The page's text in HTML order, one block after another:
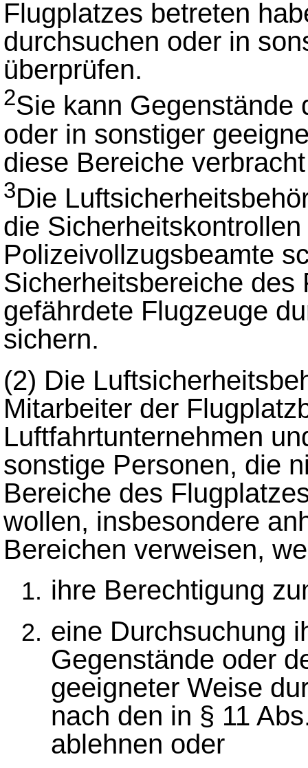
Flugplatzes betreten
durchsuchen oder in
überprüfen.
2Sie kann Gegenstände
oder in sonstiger
diese Bereiche
3Die
die
Polizeivollzugsbeamte
Sicherheitsbereiche des
gefährdete Flugzeuge
sichern.
(2) Die
Mitarbeiter der
Luftfahrtunternehmen
sonstige Personen, die
Bereiche des
wollen, insbesondere
Bereichen verweisen,
ihre Berechtigung
eine Durchsuchung
Gegenstände oder
geeigneter Weise
nach den in § 11
ablehnen oder